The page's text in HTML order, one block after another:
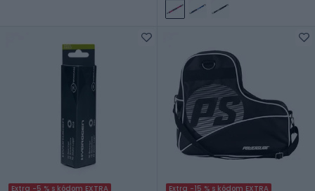
Extra -5 % s kódom EXTRA Extra -15 % s kódom EXTRA